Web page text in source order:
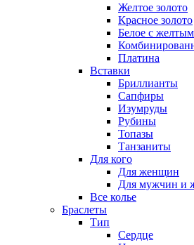
Желтое золото
Красное золото
Белое с
Платина
Вставки
Бриллианты
Сапфиры
Изумруды
Рубины
Топазы
Танзаниты
Для кого
Для женщин
Для мужчин и
Все колье
Браслеты
Тип
Сердце